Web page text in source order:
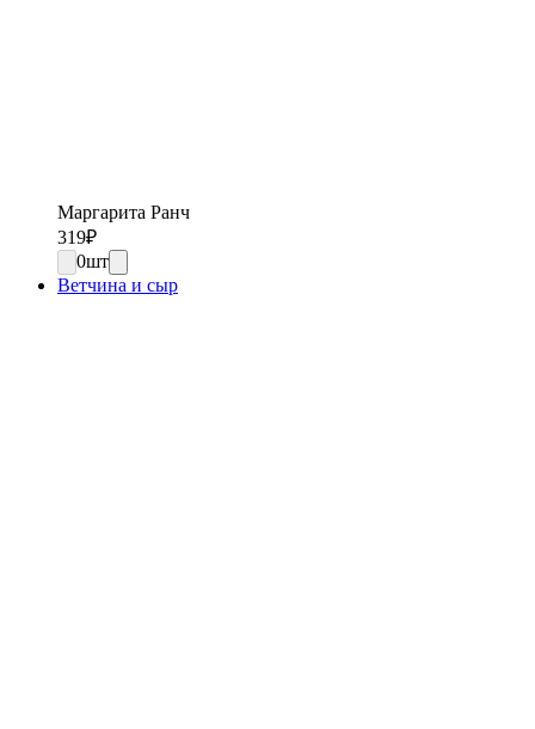
Маргарита Ранч
319₽
0шт
Ветчина и сыр